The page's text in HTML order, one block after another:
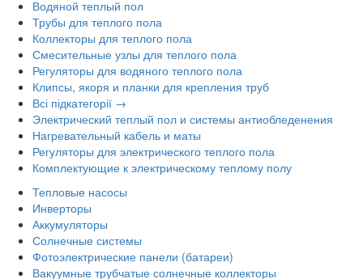
Водяной теплый пол
Трубы для теплого пола
Коллекторы для теплого пола
Смесительные узлы для теплого пола
Регуляторы для водяного теплого пола
Клипсы, якоря и планки для крепления труб
Всі підкатегорії →
Электрический теплый пол и системы антиобледенения
Нагревательный кабель и маты
Регуляторы для электрического теплого пола
Комплектующие к электрическому теплому полу
Тепловые насосы
Инверторы
Аккумуляторы
Солнечные системы
Фотоэлектрические панели (батареи)
Вакуумные трубчатые солнечные коллекторы